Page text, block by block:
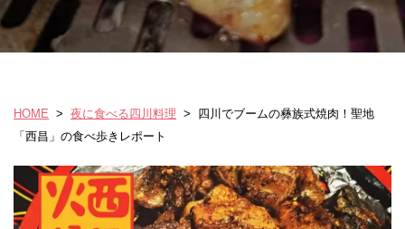
HOME > 夜に食べる四川料理 > 四川でブームの彝族式焼肉！聖地
「西昌」の食べ歩きレポート